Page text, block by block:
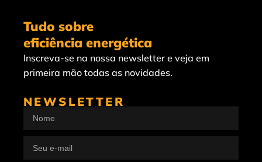
Tudo sobre
eficiência energética
Inscreva-se na nossa newsletter e veja em
primeira mão todas as novidades.
NEWSLETTER